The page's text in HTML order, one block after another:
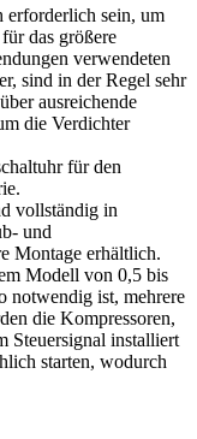
erforderlich sein, um
das größere
verwendeten
sind in der Regel sehr
ausreichende
die Verdichter
für den
vollständig in
und
Montage erhältlich.
Modell von 0,5 bis
notwendig ist, mehrere
die Kompressoren,
Steuersignal installiert
starten, wodurch